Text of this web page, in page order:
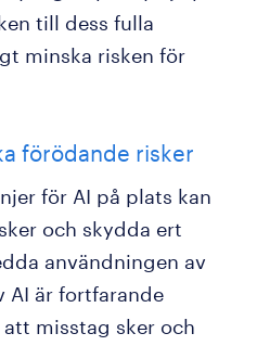
till dess fulla
minska risken för
förödande risker
för AI på plats kan
och skydda ert
användningen av
AI är fortfarande
misstag sker och